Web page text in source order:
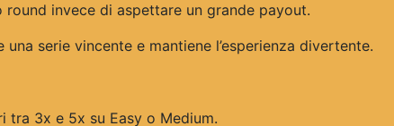
invece di aspettare un grande payout.
serie vincente e mantiene l’esperienza divertente.
3x e 5x su Easy o Medium.